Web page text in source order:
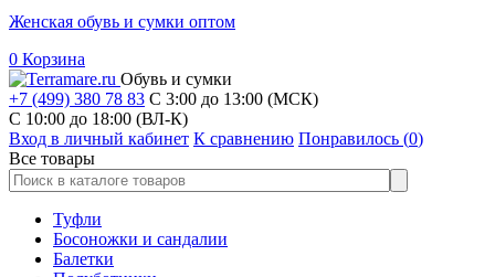
Женская обувь и сумки оптом
0 Корзина
Обувь и сумки
+7 (499) 380 78 83 С 3:00 до 13:00 (МСК)
C 10:00 до 18:00 (ВЛ-К)
Вход в личный кабинет К сравнению Понравилось (0)
Все товары
Туфли
Босоножки и сандалии
Балетки